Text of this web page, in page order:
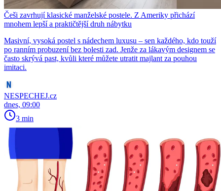
Češi zavrhují klasické manželské postele. Z Ameriky přichází
mnohem lepší a praktičtější druh nábytku
Masivní, vysoká postel s nádechem luxusu – sen každého, kdo touží
po ranním probuzení bez bolesti zad. Jenže za lákavým designem se
často skrývá past, kvůli které můžete utratit majlant za pouhou
imitaci.
NESPECHEJ.cz
dnes, 09:00
3 min